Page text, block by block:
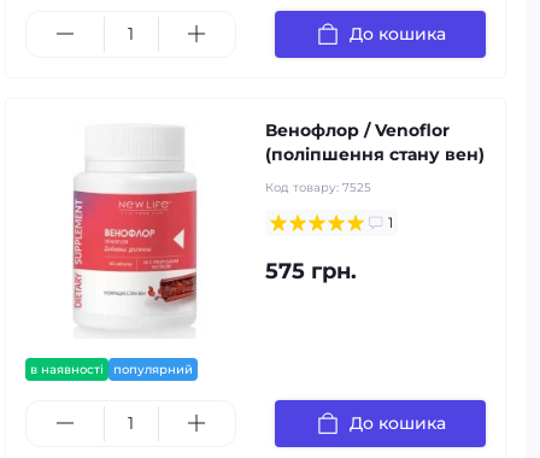
До кошика
в наявності популярний
Венофлор / Venoflor
(поліпшення стану вен)
Код товару: 7525
1
575 грн.
До кошика